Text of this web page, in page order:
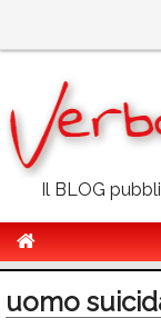
Il BLOG
uomo